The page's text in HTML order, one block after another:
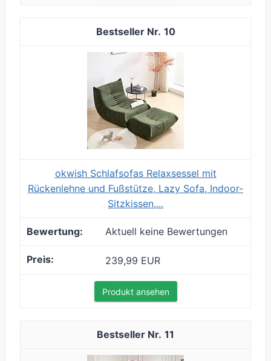
10
okwish Schlafsofas Relaxsessel mit
Rückenlehne und Fußstütze, Lazy Sofa, Indoor-
Sitzkissen,...
Aktuell keine Bewertungen
239,99 EUR
Produkt ansehen
11